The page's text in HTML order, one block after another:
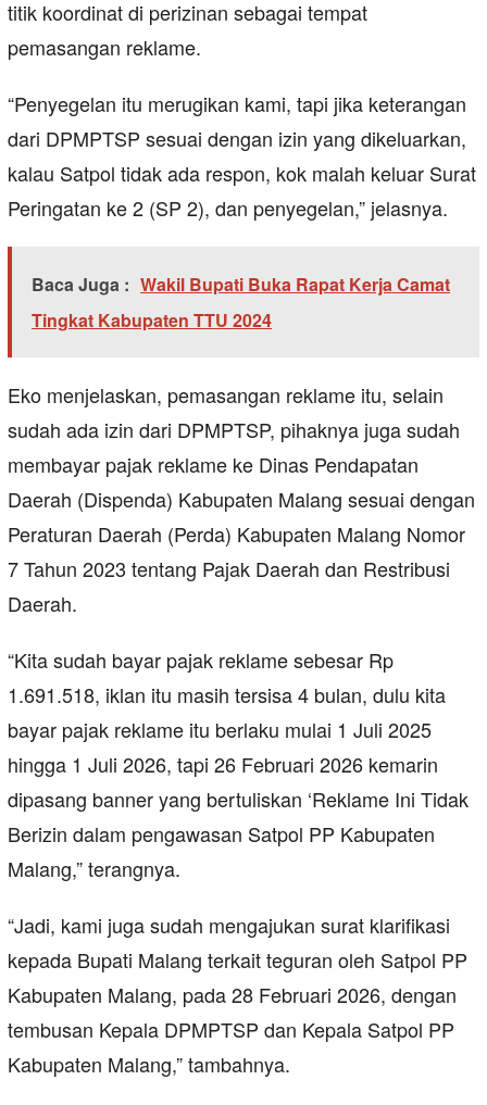
titik koordinat di perizinan sebagai tempat
pemasangan reklame.
“Penyegelan itu merugikan kami, tapi jika keterangan
dari DPMPTSP sesuai dengan izin yang dikeluarkan,
kalau Satpol tidak ada respon, kok malah keluar Surat
Peringatan ke 2 (SP 2), dan penyegelan,” jelasnya.
Baca Juga : Wakil Bupati Buka Rapat Kerja Camat
Tingkat Kabupaten TTU 2024
Eko menjelaskan, pemasangan reklame itu, selain
sudah ada izin dari DPMPTSP, pihaknya juga sudah
membayar pajak reklame ke Dinas Pendapatan
Daerah (Dispenda) Kabupaten Malang sesuai dengan
Peraturan Daerah (Perda) Kabupaten Malang Nomor
7 Tahun 2023 tentang Pajak Daerah dan Restribusi
Daerah.
“Kita sudah bayar pajak reklame sebesar Rp
1.691.518, iklan itu masih tersisa 4 bulan, dulu kita
bayar pajak reklame itu berlaku mulai 1 Juli 2025
hingga 1 Juli 2026, tapi 26 Februari 2026 kemarin
dipasang banner yang bertuliskan ‘Reklame Ini Tidak
Berizin dalam pengawasan Satpol PP Kabupaten
Malang,” terangnya.
“Jadi, kami juga sudah mengajukan surat klarifikasi
kepada Bupati Malang terkait teguran oleh Satpol PP
Kabupaten Malang, pada 28 Februari 2026, dengan
tembusan Kepala DPMPTSP dan Kepala Satpol PP
Kabupaten Malang,” tambahnya.